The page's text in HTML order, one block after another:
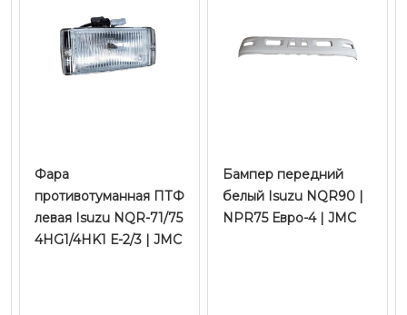
Фара
противотуманная ПТФ
левая Isuzu NQR-71/75
4HG1/4HK1 Е-2/3 | JMC
Бампер передний
белый Isuzu NQR90 |
NPR75 Евро-4 | JMC